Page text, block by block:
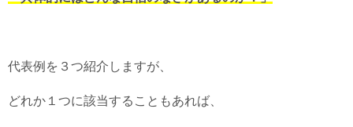
代表例を３つ紹介しますが、
どれか１つに該当することもあれば、